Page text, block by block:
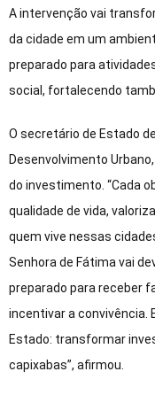
A intervenção vai
da cidade em um
preparado para
social, fortalecendo
O secretário de Estado
Desenvolvimento
do investimento. “Cada
qualidade de vida,
quem vive nessas
Senhora de Fátima vai
preparado para receber
incentivar a convivência.
Estado: transformar
capixabas”, afirmou.